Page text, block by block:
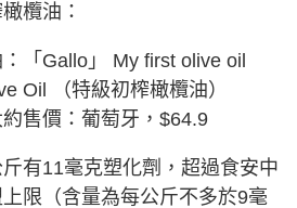
欖油：
「Gallo」 My first olive oil
Oil （特級初榨橄欖油）
售價：葡萄牙，$64.9
有11毫克塑化劑，超過食安中
限（含量為每公斤不多於9毫